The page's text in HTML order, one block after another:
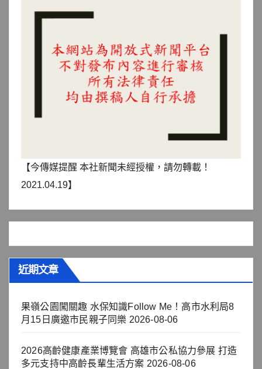
【今傳媒提醒 本社新聞未經授權，請勿轉載！
2021.04.19】
近期文章
果嶺公園闖關趣 水保知識Follow Me！高市水利局8
月15日廣邀市民親子同樂 2026-08-06
2026高齡健康產業博覽會 高雄市公私協力參展 打造
多元支持中高齡長輩生活方案 2026-08-06